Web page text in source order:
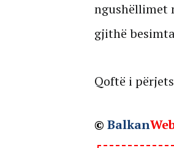
ngushëllimet
gjithë
Qoftë i
© Balkan